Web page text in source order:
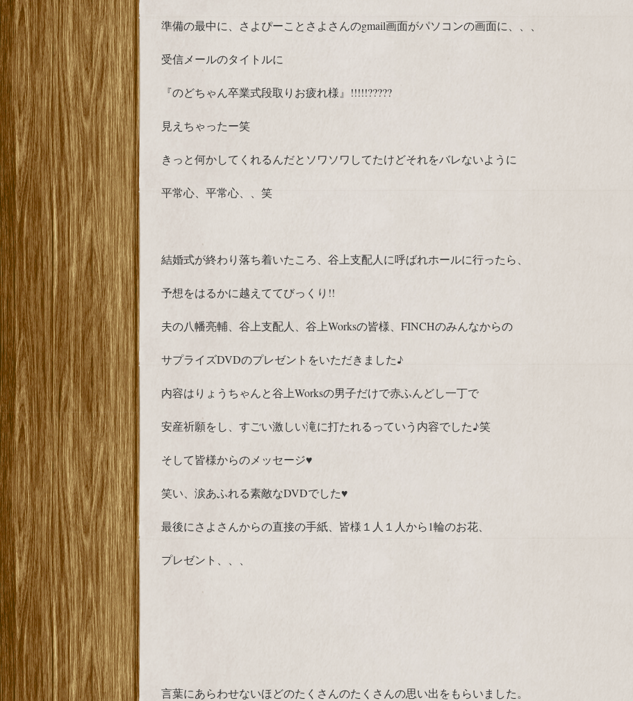
準備の最中に、さよぴーことさよさんのgmail画面がパソコンの画面に、、、
受信メールのタイトルに
『のどちゃん卒業式段取りお疲れ様』!!!!!?????
見えちゃったー笑
きっと何かしてくれるんだとソワソワしてたけどそれをバレないように
平常心、平常心、、笑
結婚式が終わり落ち着いたころ、谷上支配人に呼ばれホールに行ったら、
予想をはるかに越えててびっくり!!
夫の八幡亮輔、谷上支配人、谷上Worksの皆様、FINCHのみんなからの
サプライズDVDのプレゼントをいただきました♪
内容はりょうちゃんと谷上Worksの男子だけで赤ふんどし一丁で
安産祈願をし、すごい激しい滝に打たれるっていう内容でした♪笑
そして皆様からのメッセージ♥
笑い、涙あふれる素敵なDVDでした♥
最後にさよさんからの直接の手紙、皆様１人１人から1輪のお花、
プレゼント、、、
言葉にあらわせないほどのたくさんのたくさんの思い出をもらいました。